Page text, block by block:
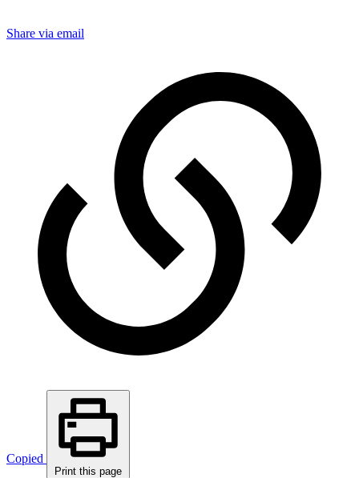
Share via email
Copied
Print this page